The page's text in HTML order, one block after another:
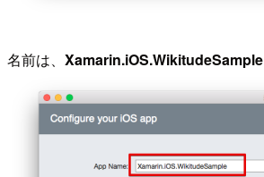
名前は、 Xamarin.iOS.WikitudeSample